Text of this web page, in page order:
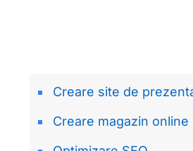
Creare site de
Creare magazin online